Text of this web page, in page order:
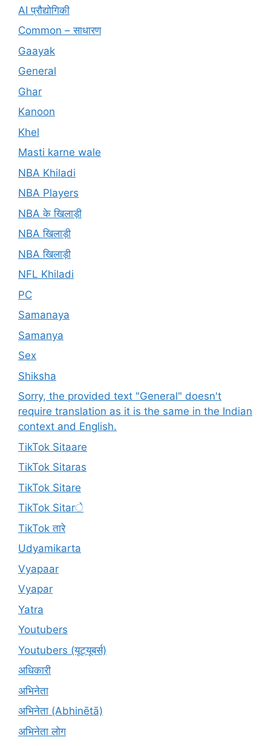
AI प्रौद्योगिकी
Common – साधारण
Gaayak
General
Ghar
Kanoon
Khel
Masti karne wale
NBA Khiladi
NBA Players
NBA के खिलाड़ी
NBA खिलाड़ी
NBA खिलाड़ी
NFL Khiladi
PC
Samanaya
Samanya
Sex
Shiksha
Sorry, the provided text "General" doesn't
require translation as it is the same in the Indian
context and English.
TikTok Sitaare
TikTok Sitaras
TikTok Sitare
TikTok Sitarे
TikTok तारे
Udyamikarta
Vyapaar
Vyapar
Yatra
Youtubers
Youtubers (यूट्यूबर्स)
अधिकारी
अभिनेता
अभिनेता (Abhinētā)
अभिनेता लोग